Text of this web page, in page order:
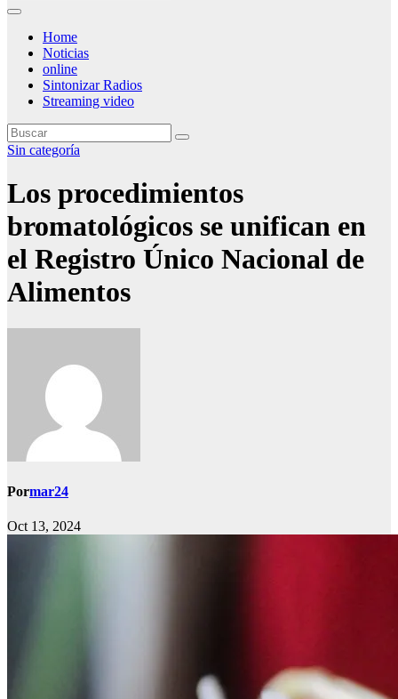
Home
Noticias
online
Sintonizar Radios
Streaming video
Sin categoría
Los procedimientos
bromatológicos se unifican en
el Registro Único Nacional de
Alimentos
Pormar24
Oct 13, 2024